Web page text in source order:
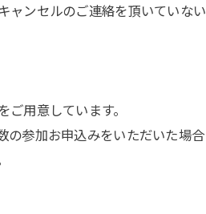
ャンセルのご連絡を頂いていな
用意しています。
参加お申込みをいただいた場